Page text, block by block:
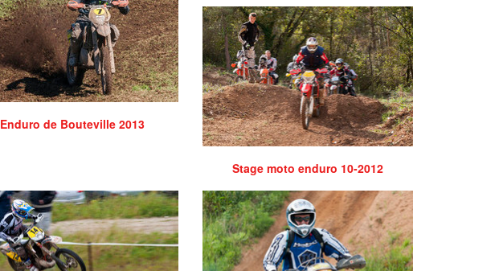
Enduro de Bouteville 2013
Stage moto enduro 10-2012